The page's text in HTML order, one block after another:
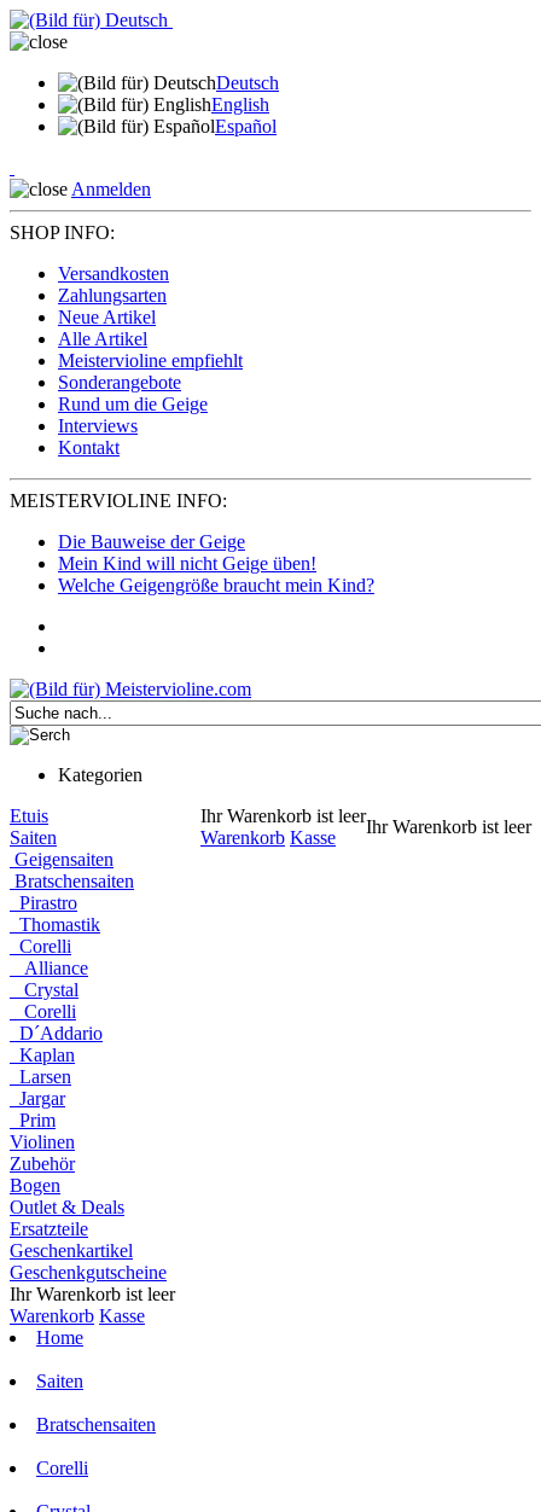
Deutsch
English
Español
Anmelden
SHOP INFO:
Versandkosten
Zahlungsarten
Neue Artikel
Alle Artikel
Meistervioline empfiehlt
Sonderangebote
Rund um die Geige
Interviews
Kontakt
MEISTERVIOLINE INFO:
Die Bauweise der Geige
Mein Kind will nicht Geige üben!
Welche Geigengröße braucht mein Kind?
Kategorien
Ihr Warenkorb ist leer
Warenkorb Kasse
Ihr Warenkorb ist leer
Etuis
Saiten
Geigensaiten
Bratschensaiten
Pirastro
Thomastik
Corelli
Alliance
Crystal
Corelli
D´Addario
Kaplan
Larsen
Jargar
Prim
Violinen
Zubehör
Bogen
Outlet & Deals
Ersatzteile
Geschenkartikel
Geschenkgutscheine
Ihr Warenkorb ist leer
Warenkorb Kasse
Home
Saiten
Bratschensaiten
Corelli